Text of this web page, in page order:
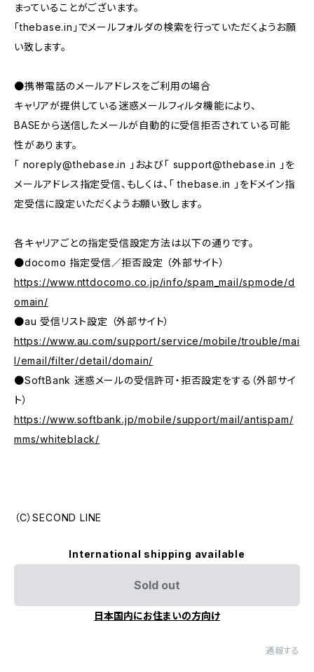
まっていることがございます。
「thebase.in」でメールフォルダの検索を行っていただくようお願
い致します。
●携帯電話のメールアドレスをご利用の場合
キャリアが提供している迷惑メールフィルタ機能により、
BASEから送信したメールが自動的に受信拒否されている可能
性があります。
「 noreply@thebase.in 」および「 support@thebase.in
」を
メールアドレス指定受信、もしくは、「 thebase.in 」をドメイン指
定受信に設定いただくようお願い致します。
各キャリアごとの指定受信設定方法は以下の通りです。
●docomo 指定受信／拒否設定 （外部サイト）
https://www.nttdocomo.co.jp/info/spam_mail/spmode/d
omain/
●au 受信リスト設定 （外部サイト）
https://www.au.com/support/service/mobile/trouble/mai
l/email/filter/detail/domain/
●SoftBank 迷惑メールの受信許可・拒否設定をする（外部サイ
ト）
https://www.softbank.jp/mobile/support/mail/antispam/
mms/whiteblack/
（C）SECOND LINE
International shipping available
Sold out
日本国内にお住まいの方向け
通報する